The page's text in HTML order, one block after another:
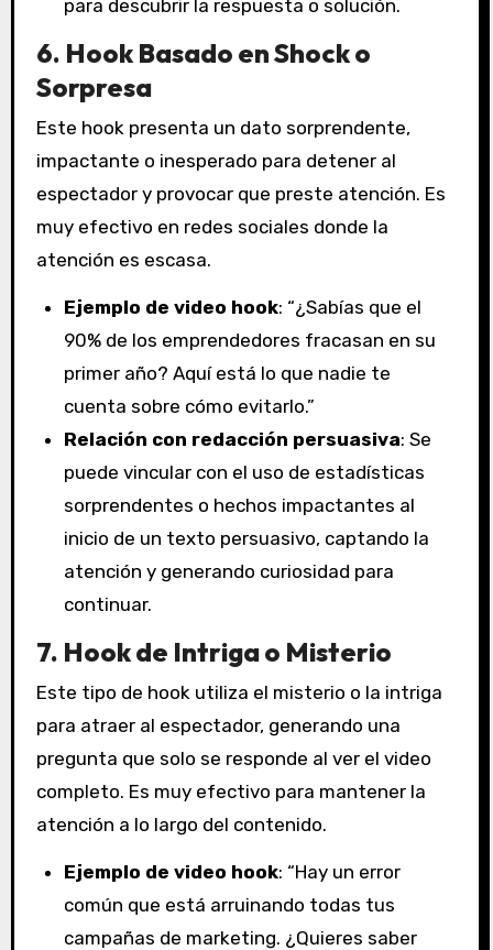
para descubrir la respuesta o solución.
6. Hook Basado en Shock o
Sorpresa
Este hook presenta un dato sorprendente,
impactante o inesperado para detener al
espectador y provocar que preste atención. Es
muy efectivo en redes sociales donde la
atención es escasa.
Ejemplo de video hook: “¿Sabías que el
90% de los emprendedores fracasan en su
primer año? Aquí está lo que nadie te
cuenta sobre cómo evitarlo.”
Relación con redacción persuasiva: Se
puede vincular con el uso de estadísticas
sorprendentes o hechos impactantes al
inicio de un texto persuasivo, captando la
atención y generando curiosidad para
continuar.
7. Hook de Intriga o Misterio
Este tipo de hook utiliza el misterio o la intriga
para atraer al espectador, generando una
pregunta que solo se responde al ver el video
completo. Es muy efectivo para mantener la
atención a lo largo del contenido.
Ejemplo de video hook: “Hay un error
común que está arruinando todas tus
campañas de marketing. ¿Quieres saber